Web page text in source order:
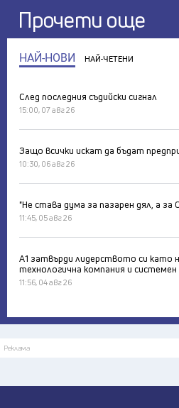
Прочети още
НАЙ-НОВИ НАЙ-ЧЕТЕНИ
След последния съдийски сигнал
15:00, 07 авг 26
Защо всички искат да бъдат
10:30, 06 авг 26
"Не става дума за пазарен дял, а за
11:45, 05 авг 26
А1 затвърди лидерството си като
технологична компания и
11:56, 04 авг 26
Реклама